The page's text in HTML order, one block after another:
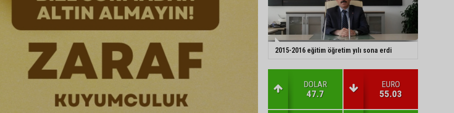
2015-2016 eğitim öğretim yılı sona erdi
DOLAR
47.7
EURO
55.03